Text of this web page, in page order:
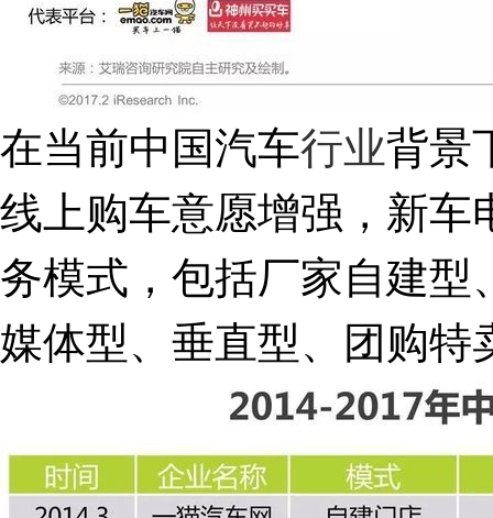
在当前中国汽车行业背景
线上购车意愿增强，新
务模式，包括厂家自建
媒体型、垂直型、团购